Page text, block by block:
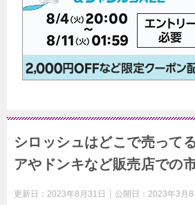
シロッシュはどこで売って
アやドンキなど販売店での
更新日： 2023年8月31日 公開日： 2023年3月8